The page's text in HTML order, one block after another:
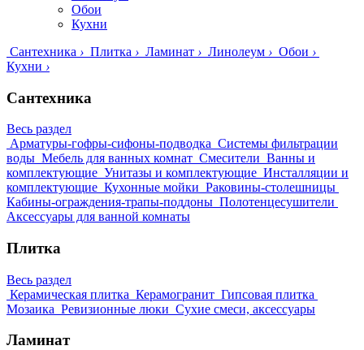
Обои
Кухни
Сантехника › Плитка › Ламинат › Линолеум › Обои ›
Кухни ›
Сантехника
Весь раздел
Арматуры-гофры-сифоны-подводка Системы фильтрации
воды Мебель для ванных комнат Смесители Ванны и
комплектующие Унитазы и комплектующие Инсталляции и
комплектующие Кухонные мойки Раковины-столешницы
Кабины-ограждения-трапы-поддоны Полотенцесушители
Аксессуары для ванной комнаты
Плитка
Весь раздел
Керамическая плитка Керамогранит Гипсовая плитка
Мозаика Ревизионные люки Сухие смеси, аксессуары
Ламинат